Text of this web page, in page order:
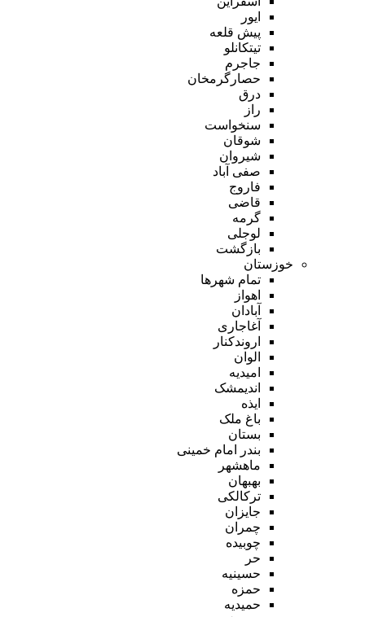
ایور
پیش قلعه
تیتکانلو
جاجرم
حصارگرمخان
درق
راز
سنخواست
شوقان
شیروان
صفی آباد
فاروج
قاضی
گرمه
لوجلی
بازگشت
خوزستان
تمام شهر‌ها
اهواز
آبادان
آغاجاری
اروندکنار
الوان
امیدیه
اندیمشک
ایذه
باغ ملک
بستان
بندر امام خمینی
ماهشهر
بهبهان
ترکالکی
جایزان
چمران
چوبیده
حر
حسینیه
حمزه
حمیدیه